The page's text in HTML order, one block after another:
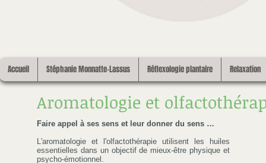
Aromatologie et
Faire appel à ses sens et leur donner du sens …
L'aromatologie et l'olfactothérapie utilisent les huiles
essentielles dans un objectif de mieux-être physique et
psycho-émotionnel.
Accueil Stéphanie Monnatte-Lassus Réflexologie plantaire Relaxation